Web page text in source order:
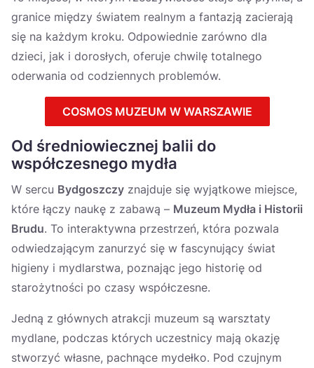
granice między światem realnym a fantazją zacierają
się na każdym kroku. Odpowiednie zarówno dla
dzieci, jak i dorosłych, oferuje chwilę totalnego
oderwania od codziennych problemów.
COSMOS MUZEUM W WARSZAWIE
Od średniowiecznej balii do
współczesnego mydła
W sercu Bydgoszczy znajduje się wyjątkowe miejsce,
które łączy naukę z zabawą – Muzeum Mydła i Historii
Brudu. To interaktywna przestrzeń, która pozwala
odwiedzającym zanurzyć się w fascynujący świat
higieny i mydlarstwa, poznając jego historię od
starożytności po czasy współczesne.
Jedną z głównych atrakcji muzeum są warsztaty
mydlane, podczas których uczestnicy mają okazję
stworzyć własne, pachnące mydełko. Pod czujnym